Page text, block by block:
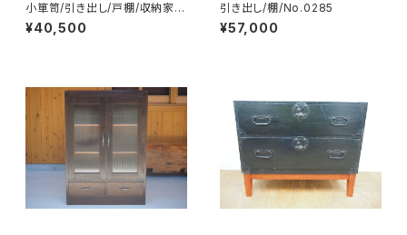
小箪笥/引き出し/戸棚/収納家
具/No.0268
¥40,500
引き出し/棚/No.0285
¥57,000